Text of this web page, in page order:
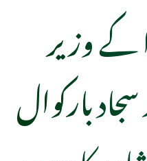
کے وزیر
بارکوال